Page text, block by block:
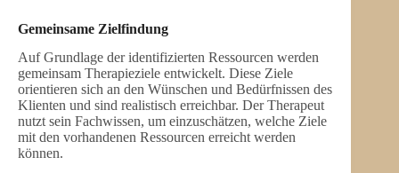
Gemeinsame Zielfindung
Auf Grundlage der identifizierten Ressourcen werden
gemeinsam Therapieziele entwickelt. Diese Ziele
orientieren sich an den Wünschen und Bedürfnissen des
Klienten und sind realistisch erreichbar. Der Therapeut
nutzt sein Fachwissen, um einzuschätzen, welche Ziele
mit den vorhandenen Ressourcen erreicht werden
können.